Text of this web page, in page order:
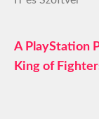
A PlayStation
King of